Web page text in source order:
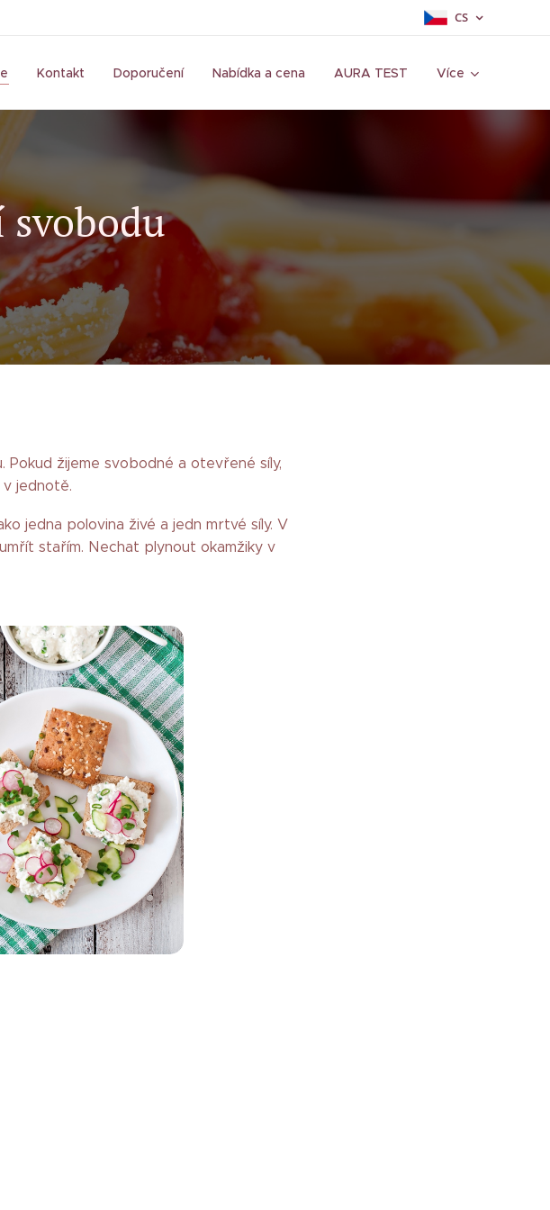
CS
Kontakt Doporučení Nabídka a cena AURA TEST Více
svobodu
žijeme svobodné a otevřené síly,
v jednotě.
jedna polovina živé a jedn mrtvé síly. V
stařím. Nechat plynout okamžiky v